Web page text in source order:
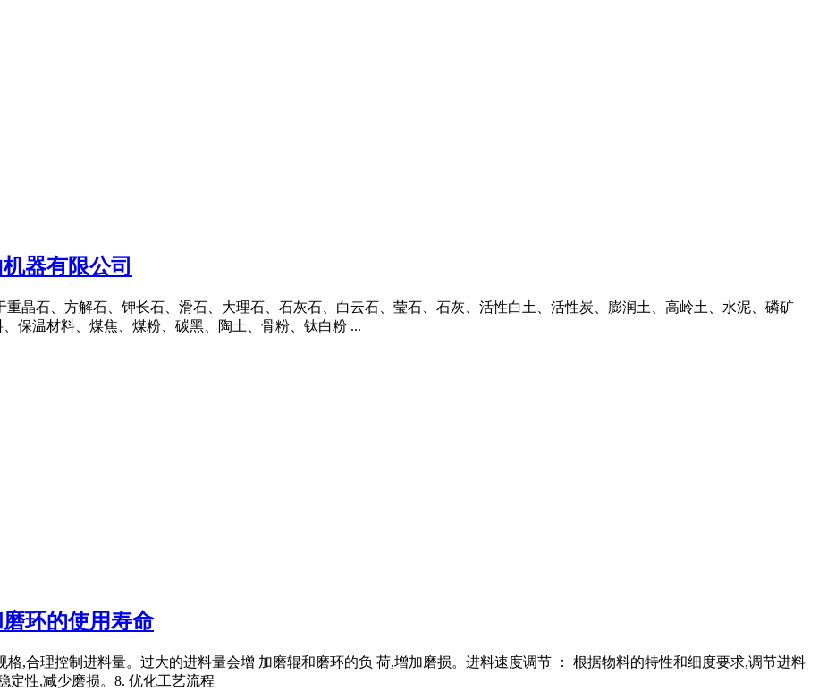
器有限公司
晶石、方解石、钾长石、滑石、大理石、石灰石、白云石、莹石、石灰、活性白土、活性炭、膨润土、高岭土、水泥、磷矿
保温材料、煤焦、煤粉、碳黑、陶土、骨粉、钛白粉 ...
环的使用寿命
,合理控制进料量。过大的进料量会增 加磨辊和磨环的负 荷,增加磨损。进料速度调节 ： 根据物料的特性和细度要求,调节进料
定性,减少磨损。8. 优化工艺流程